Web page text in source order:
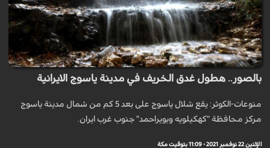
بالصور.. هطول غدق الخريف في مدينة ياسوج الايرانية
منوعات-الكوثر: يقع شلال ياسوج على بعد 5 كم من شمال مدينة ياسوج
مرکز محافظة "كهكيلويه وبويراحمد" جنوب غرب ايران.
الإثنين 22 نوفمبر 2021 - 11:09 بتوقيت مكة